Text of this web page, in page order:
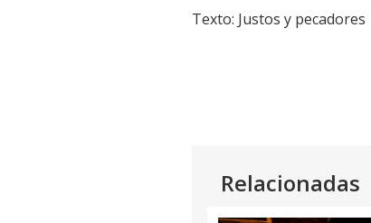
audio
Texto: Justos y pecadores
Relacionadas